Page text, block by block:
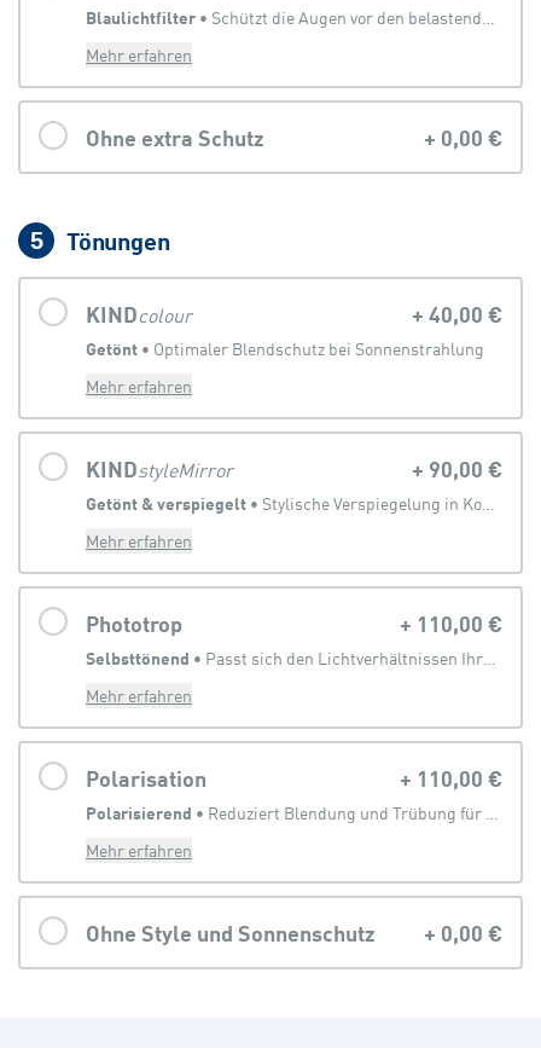
Blaulichtfilter •
Schützt die Augen vor den belastenden Anteilen des Lichtes, welches von digitalen Geräten abgegeben wird
Mehr erfahren
Ohne extra Schutz + 0,00 €
5 Tönungen
KINDcolour +40,00 €
Getönt • Optimaler Blendschutz bei Sonnenstrahlung
Mehr erfahren
KINDstyleMirror + 90,00 €
Getönt & verspiegelt •
Stylische Verspiegelung in Kombination mit Sonnenbrillentönung
Mehr erfahren
Phototrop + 110,00 €
Selbsttönend •
Passt sich den Lichtverhältnissen Ihrer Umgebung an
Mehr erfahren
Polarisation + 110,00 €
Polarisierend •
Reduziert Blendung und Trübung für eine klarere Sicht
Mehr erfahren
Ohne Style und Sonnenschutz + 0,00 €